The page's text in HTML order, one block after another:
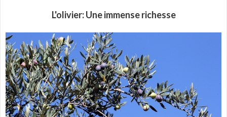
L'olivier: Une immense richesse